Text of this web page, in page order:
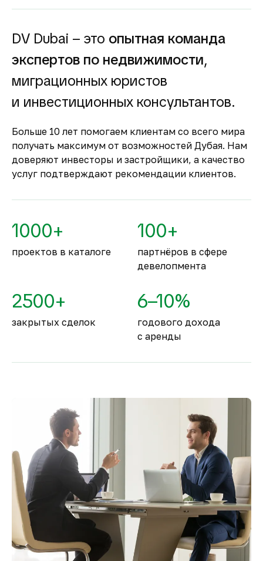
доходность для инвесторов как от
аренды.
строящуюся
недвижимость
Оплата за объект поступает на эскроу-счёт.
Застройщик сможет получить с него деньги
только после ввода объекта в
Комфортное и
безопасное место для
жизни
По уровню безопасности жизни
занимают второе место в мире.
DV Dubai – это опытная команда
экспертов по недвижимости,
миграционных юристов
и инвестиционных консультантов.
Больше 10 лет помогаем клиентам со всего мира
получать максимум от возможностей Дубая. Нам
доверяют инвесторы и застройщики, а качество
услуг подтверждают рекомендации клиентов.
1000+
проектов в каталоге
100+
партнёров в сфере
девелопмента
2500+
закрытых сделок
6–10%
годового дохода
с аренды